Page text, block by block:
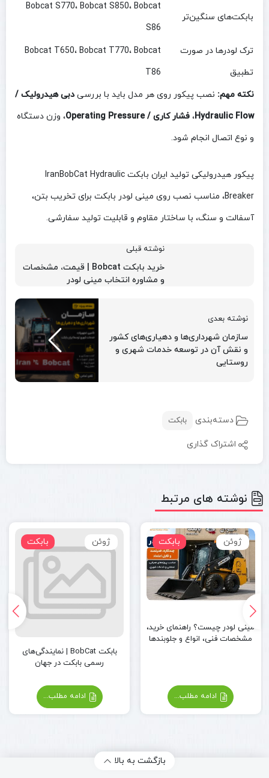
بابکت‌های سنگین‌تر
Bobcat S770، Bobcat S850، Bobcat
S86
ترک لودرها در صورت
تطبیق
Bobcat T650، Bobcat T770، Bobcat
T86
نکته مهم: نصب پیکور روی هر مدل باید با بررسیدبی هیدرولیک /
Hydraulic Flow، فشار کاری / Operating Pressure
، وزن دستگاه
و نوع اتصال انجام شود.
پیکور هیدرولیکی تولید ایران بابکت IranBobCat Hydraulic
Breaker، مناسب نصب روی مینی لودر بابکت برای تخریب بتن،
آسفالت و سنگ، با ساختار مقاوم و قابلیت تولید سفارشی.
نوشته قبلی
خرید بابکت Bobcat | قیمت، مشخصات
و مشاوره انتخاب مینی لودر
نوشته بعدی
سازمان شهرداری‌ها و دهیاری‌های کشور
و نقش آن در توسعه خدمات شهری و
روستایی
دسته‌بندی بابکت
اشتراک گذاری
نوشته های مرتبط
بابکت ژوئن
مینی لودر چیست؟ راهنمای خرید،
مشخصات فنی، انواع و جلوبندها
ادامه مطلب...
بابکت ژوئن
بابکت BobCat | نمایندگی‌های
رسمی بابکت در جهان
ادامه مطلب...
بازگشت به بالا